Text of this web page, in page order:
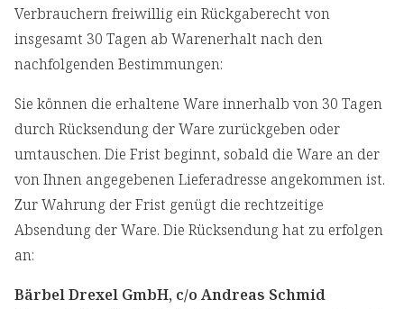
Verbrauchern freiwillig ein Rückgaberecht von
insgesamt 30 Tagen ab Warenerhalt nach den
nachfolgenden Bestimmungen:
Sie können die erhaltene Ware innerhalb von 30 Tagen
durch Rücksendung der Ware zurückgeben oder
umtauschen. Die Frist beginnt, sobald die Ware an der
von Ihnen angegebenen Lieferadresse angekommen ist.
Zur Wahrung der Frist genügt die rechtzeitige
Absendung der Ware. Die Rücksendung hat zu erfolgen
an:
Bärbel Drexel GmbH, c/o Andreas Schmid